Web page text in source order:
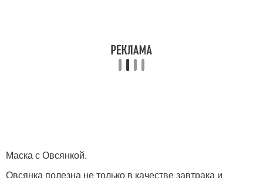
Маска с Овсянкой.
Овсянка полезна не только в качестве завтрака и